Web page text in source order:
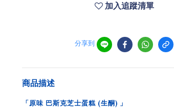
加入追蹤清單
分享到
商品描述
「原味 巴斯克芝士蛋糕 (生酮) 」